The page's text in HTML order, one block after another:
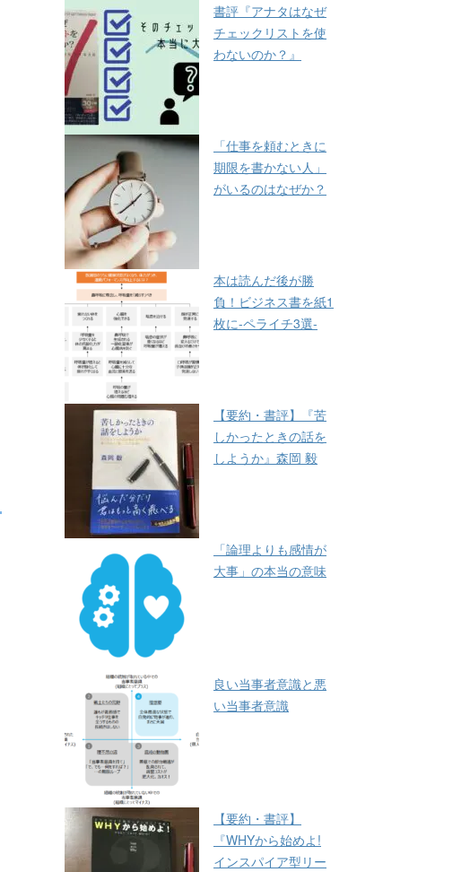
書評『アナタはなぜ
チェックリストを使
わないのか？』
「仕事を頼むときに
期限を書かない人」
がいるのはなぜか？
本は読んだ後が勝
負！ビジネス書を紙1
枚に-ペライチ3選-
【要約・書評】『苦
しかったときの話を
しようか』森岡 毅
「論理よりも感情が
大事」の本当の意味
良い当事者意識と悪
い当事者意識
【要約・書評】
『WHYから始めよ!
インスパイア型リー